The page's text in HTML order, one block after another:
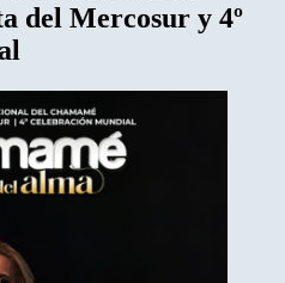
del Mercosur y 4º